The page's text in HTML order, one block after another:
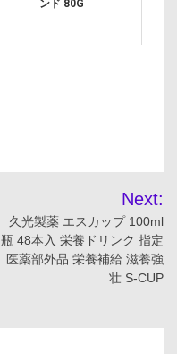
ンド 80G
Next:
久光製薬 エスカップ 100ml
瓶 48本入 栄養ドリンク 指定
医薬部外品 栄養補給 滋養強
壮 S-CUP